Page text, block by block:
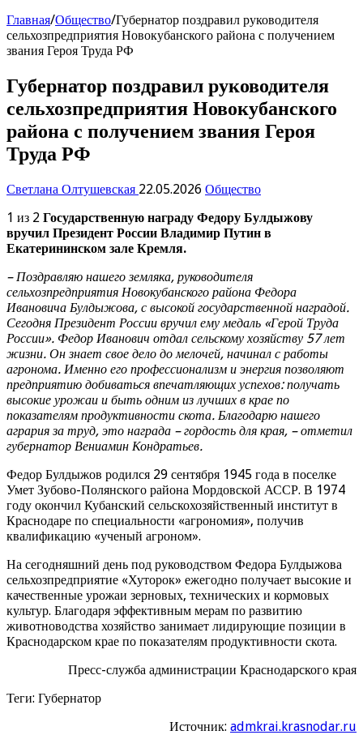
Главная/Общество/Губернатор поздравил руководителя
сельхозпредприятия Новокубанского района с получением
звания Героя Труда РФ
Губернатор поздравил руководителя
сельхозпредприятия Новокубанского
района с получением звания Героя
Труда РФ
Светлана Олтушевская 22.05.2026 Общество
1 из 2 Государственную награду Федору Булдыжову
вручил Президент России Владимир Путин в
Екатерининском зале Кремля.
– Поздравляю нашего земляка, руководителя
сельхозпредприятия Новокубанского района Федора
Ивановича Булдыжова, с высокой государственной наградой.
Сегодня Президент России вручил ему медаль «Герой Труда
России». Федор Иванович отдал сельскому хозяйству 57 лет
жизни. Он знает свое дело до мелочей, начинал с работы
агронома. Именно его профессионализм и энергия позволяют
предприятию добиваться впечатляющих успехов: получать
высокие урожаи и быть одним из лучших в крае по
показателям продуктивности скота. Благодарю нашего
агрария за труд, это награда – гордость для края, – отметил
губернатор Вениамин Кондратьев.
Федор Булдыжов родился 29 сентября 1945 года в поселке
Умет Зубово-Полянского района Мордовской АССР. В 1974
году окончил Кубанский сельскохозяйственный институт в
Краснодаре по специальности «агрономия», получив
квалификацию «ученый агроном».
На сегодняшний день под руководством Федора Булдыжова
сельхозпредприятие «Хуторок» ежегодно получает высокие и
качественные урожаи зерновых, технических и кормовых
культур. Благодаря эффективным мерам по развитию
животноводства хозяйство занимает лидирующие позиции в
Краснодарском крае по показателям продуктивности скота.
Пресс-служба администрации Краснодарского края
Теги: Губернатор
Источник: admkrai.krasnodar.ru